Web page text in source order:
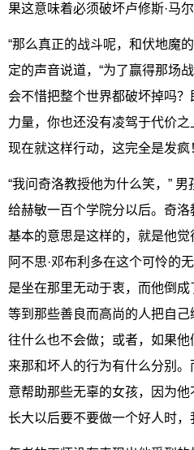
果这意味着必须破坏卢修斯·马
“那么真正的战斗呢，和伏地魔
定的声音说道，“为了赢得那场
会不惜把整个世界都破坏掉吗
力量，你也还没有凌驾于代价
现在就这样行动，这完全是发疯
“我问奇洛教授他为什么笑，”
给赫敏一百个学院分以后。奇
基本的意思是这样的，就是他
阿不思·邓布利多在这个可怜的
是坐在那里无动于衷，而他倒成
等到那些善良而高尚的人把自
往什么也不会做；或者，如果
来那和坏人的行为有什么分别
意帮助那些无辜的女孩，因为
长大以后要不要做一个好人时，